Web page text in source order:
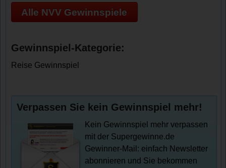
Alle NVV Gewinnspiele
Gewinnspiel-Kategorie:
Reise Gewinnspiel
Verpassen Sie kein Gewinnspiel mehr!
Kein Gewinnspiel mehr verpassen
mit der Supergewinne.de
Gewinner-Mail: einfach Newsletter
abonnieren und Sie bekommen